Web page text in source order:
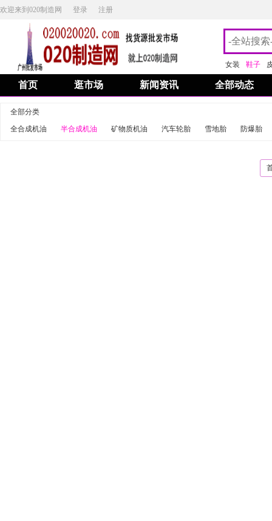
欢迎来到020制造网 登录 注册
女装 鞋子
首页 逛市场 新闻资讯 全部动态
全部分类
全合成机油
半合成机油 矿物质机油 汽车轮胎 雪地胎 防爆胎